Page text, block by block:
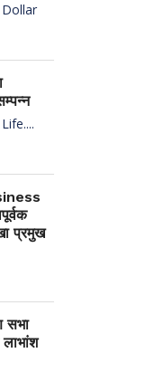
Dollar
Life....
प्रमुख
सभा